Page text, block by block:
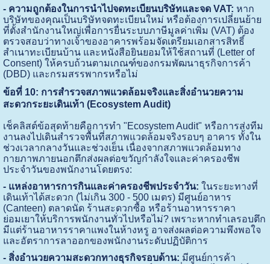
- ความถูกต้องในการนำไปจดทะเบียนบริษัทและจด VAT: หาก
บริษัทของคุณเป็นบริษัทจดทะเบียนใหม่ หรือต้องการเปลี่ยนย้าย
ที่ตั้งสำนักงานใหญ่เพื่อการยื่นระบบภาษีมูลค่าเพิ่ม (VAT) ต้อง
ตรวจสอบว่าทางเจ้าของอาคารพร้อมจัดเตรียมเอกสารสิทธิ์
สำเนาทะเบียนบ้าน และหนังสือยินยอมให้ใช้สถานที่ (Letter of
Consent) ให้ครบถ้วนตามเกณฑ์ของกรมพัฒนาธุรกิจการค้า
(DBD) และกรมสรรพากรหรือไม่
ข้อที่ 10: การสำรวจสภาพแวดล้อมจริงและสิ่งอำนวยความ
สะดวกระยะเดินเท้า (Ecosystem Audit)
เช็คลิสต์ข้อสุดท้ายคือการทำ "Ecosystem Audit" หรือการส่งทีม
งานลงไปเดินสำรวจพื้นที่สภาพแวดล้อมจริงรอบๆ อาคาร ทั้งใน
ช่วงเวลากลางวันและช่วงเย็น เนื่องจากสภาพแวดล้อมทาง
กายภาพภายนอกตึกส่งผลต่อขวัญกำลังใจและค่าครองชีพ
ประจำวันของพนักงานโดยตรง:
- แหล่งอาหารการกินและค่าครองชีพประจำวัน: ในระยะทางที่
เดินเท้าได้สะดวก (ไม่เกิน 300 - 500 เมตร) มีศูนย์อาหาร
(Canteen) ตลาดนัด ร้านสะดวกซื้อ หรือร้านอาหารราคา
ย่อมเยาให้บริการพนักงานทั่วไปหรือไม่? เพราะหากทำเลรอบตึก
มีแต่ร้านอาหารราคาแพงในห้างหรู อาจส่งผลต่อความพึงพอใจ
และอัตราการลาออกของพนักงานระดับปฏิบัติการ
- สิ่งอำนวยความสะดวกทางธุรกิจรอบด้าน: มีศูนย์การค้า